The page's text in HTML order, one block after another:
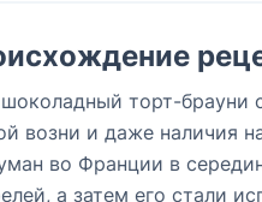
торт-брауни
возни и даже наличия
во Франции в
а затем его стали